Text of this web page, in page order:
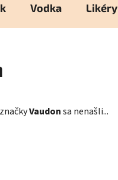
Vodka Likéry
Vaudonsa nenašli...